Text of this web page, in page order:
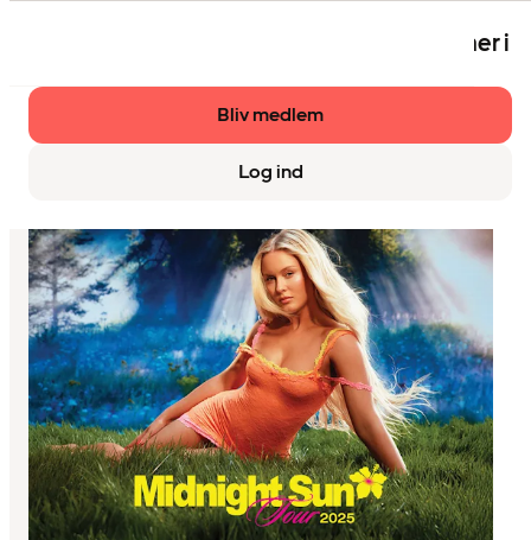
Eventet er kun tilgængeligt for medlemmer i
Bliv medlem
Log ind